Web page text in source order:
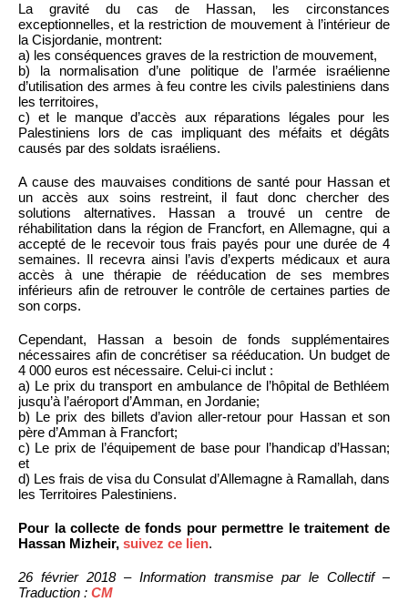
La gravité du cas de Hassan, les circonstances
exceptionnelles, et la restriction de mouvement à l’intérieur de
la Cisjordanie, montrent:
a) les conséquences graves de la restriction de mouvement,
b) la normalisation d’une politique de l’armée israélienne
d’utilisation des armes à feu contre les civils palestiniens dans
les territoires,
c) et le manque d’accès aux réparations légales pour les
Palestiniens lors de cas impliquant des méfaits et dégâts
causés par des soldats israéliens.
A cause des mauvaises conditions de santé pour Hassan et
un accès aux soins restreint, il faut donc chercher des
solutions alternatives. Hassan a trouvé un centre de
réhabilitation dans la région de Francfort, en Allemagne, qui a
accepté de le recevoir tous frais payés pour une durée de 4
semaines. Il recevra ainsi l’avis d’experts médicaux et aura
accès à une thérapie de rééducation de ses membres
inférieurs afin de retrouver le contrôle de certaines parties de
son corps.
Cependant, Hassan a besoin de fonds supplémentaires
nécessaires afin de concrétiser sa rééducation. Un budget de
4 000 euros est nécessaire. Celui-ci inclut :
a) Le prix du transport en ambulance de l’hôpital de Bethléem
jusqu’à l’aéroport d’Amman, en Jordanie;
b) Le prix des billets d’avion aller-retour pour Hassan et son
père d’Amman à Francfort;
c) Le prix de l’équipement de base pour l’handicap d’Hassan;
et
d) Les frais de visa du Consulat d’Allemagne à Ramallah, dans
les Territoires Palestiniens.
Pour la collecte de fonds pour permettre le traitement de
Hassan Mizheir, suivez ce lien.
26 février 2018 – Information transmise par le Collectif –
Traduction : CM